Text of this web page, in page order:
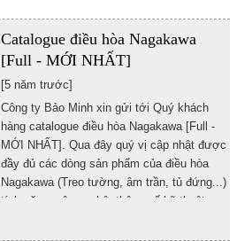
Catalogue điều hòa Nagakawa
[Full - MỚI NHẤT]
[5 năm trước]
Công ty Bảo Minh xin gửi tới Quý khách
hàng catalogue điều hòa Nagakawa [Full -
MỚI NHẤT]. Qua đây quý vị cập nhật được
đầy đủ các dòng sản phẩm của điều hòa
Nagakawa (Treo tường, âm trần, tủ đứng...)
tính năng, công nghệ, thông số kỹ thuật